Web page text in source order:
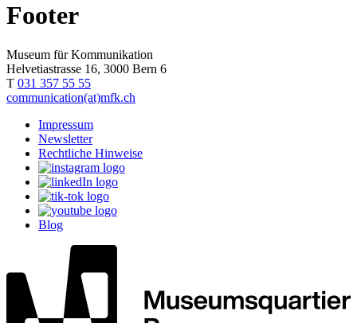
Footer
Museum für Kommunikation
Helvetiastrasse 16, 3000 Bern 6
T 031 357 55 55
communication(at)mfk.ch
Impressum
Newsletter
Rechtliche Hinweise
Blog